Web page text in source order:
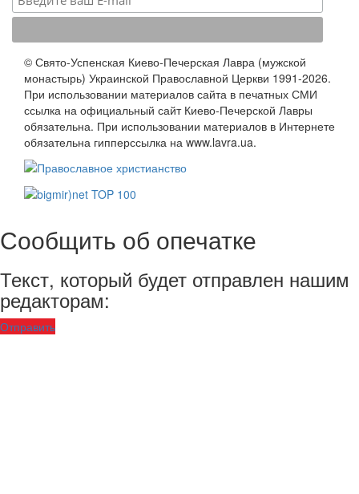
© Свято-Успенская Киево-Печерская Лавра (мужской
монастырь) Украинской Православной Церкви 1991-2026.
При использовании материалов сайта в печатных СМИ
ссылка на официальный сайт Киево-Печерской Лавры
обязательна. При использовании материалов в Интернете
обязательна гипперссылка на www.lavra.ua.
Сообщить об опечатке
Текст, который будет отправлен нашим
редакторам:
Отправить